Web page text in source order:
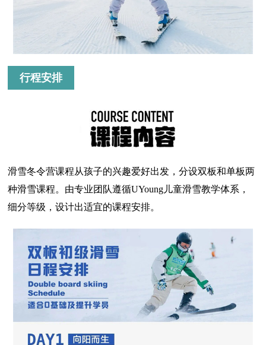
行程安排
滑雪冬令营课程从孩子的兴趣爱好出发，分设双板和单板两
种滑雪课程。由专业团队遵循UYoung儿童滑雪教学体系，
细分等级，设计出适宜的课程安排。